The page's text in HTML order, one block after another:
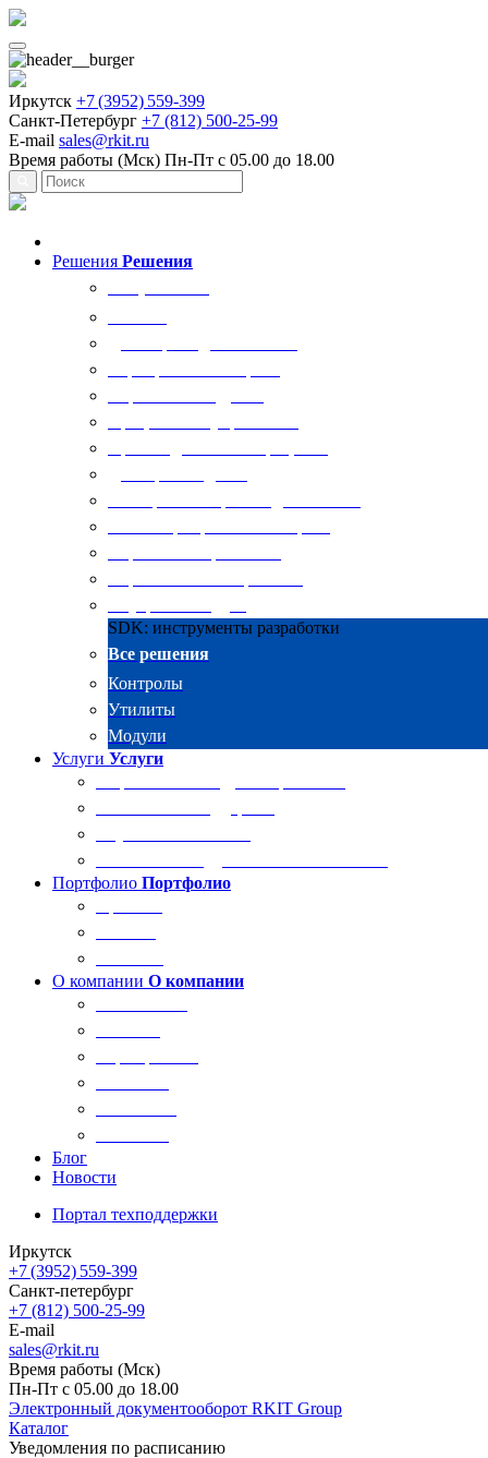
Иркутск +7 (3952) 559-399
Санкт-Петербург +7 (812) 500-25-99
E-mail sales@rkit.ru
Время работы (Мск) Пн-Пт с 05.00 до 18.00
Решения Решения
SDK: инструменты разработки
Все решения
Контролы
Утилиты
Модули
Услуги Услуги
Портфолио Портфолио
О компании О компании
Блог
Новости
Портал техподдержки
Иркутск
+7 (3952) 559-399
Санкт-петербург
+7 (812) 500-25-99
E-mail
sales@rkit.ru
Время работы (Мск)
Пн-Пт с 05.00 до 18.00
Электронный документооборот RKIT Group
Каталог
Уведомления по расписанию